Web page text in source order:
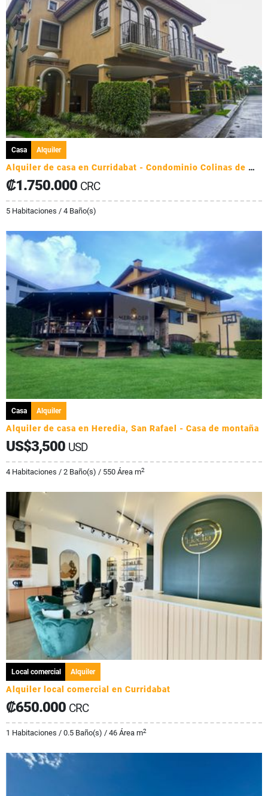
Casa Alquiler
Alquiler de casa en Curridabat - Condominio Colinas de Montealegre
₡1.750.000 CRC
5 Habitaciones / 4 Baño(s)
Casa Alquiler
Alquiler de casa en Heredia, San Rafael - Casa de montaña
US$3,500 USD
4 Habitaciones / 2 Baño(s) / 550 Área m2
Local comercial Alquiler
Alquiler local comercial en Curridabat
₡650.000 CRC
1 Habitaciones / 0.5 Baño(s) / 46 Área m2